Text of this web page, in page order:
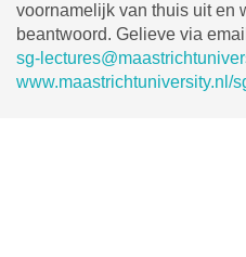
voornamelijk van thuis uit en
beantwoord. Gelieve via
sg-
www.maastrichtuniversity.nl/